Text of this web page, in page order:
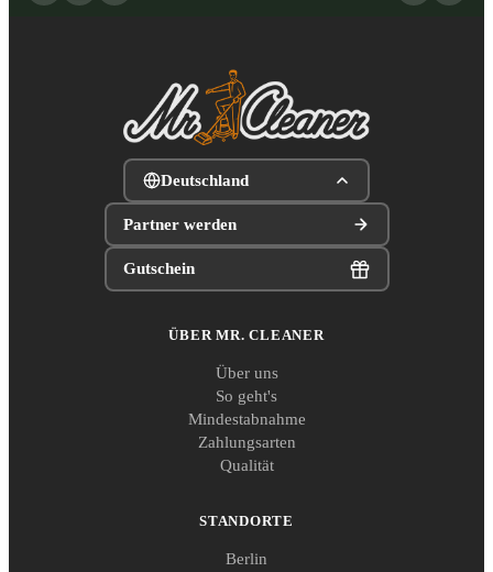
Deutschland
Partner werden
Gutschein
ÜBER MR. CLEANER
Über uns
So geht's
Mindestabnahme
Zahlungsarten
Qualität
STANDORTE
Berlin